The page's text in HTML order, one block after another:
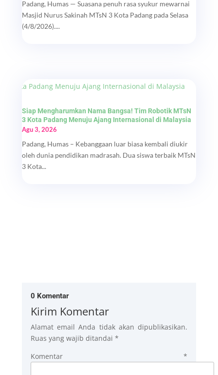
Padang, Humas — Suasana penuh rasa syukur mewarnai
Masjid Nurus Sakinah MTsN 3 Kota Padang pada Selasa
(4/8/2026)....
Siap Mengharumkan Nama Bangsa! Tim Robotik MTsN
3 Kota Padang Menuju Ajang Internasional di Malaysia
Agu 3, 2026
Padang, Humas – Kebanggaan luar biasa kembali diukir
oleh dunia pendidikan madrasah. Dua siswa terbaik MTsN
3 Kota...
0 Komentar
Kirim Komentar
Alamat email Anda tidak akan dipublikasikan.
Ruas yang wajib ditandai *
Komentar*